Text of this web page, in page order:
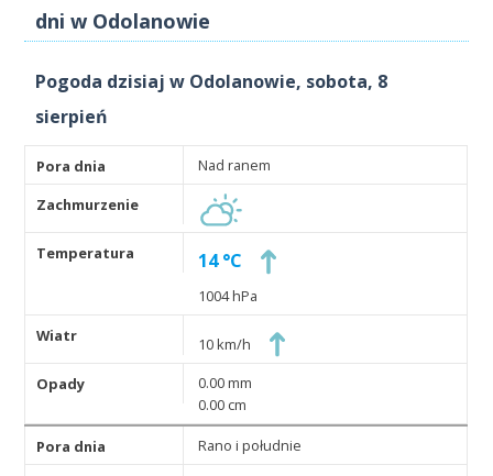
dni w Odolanowie
Pogoda dzisiaj w Odolanowie, sobota, 8
sierpień
Nad ranem
14 °C
1004 hPa
10 km/h
0.00 mm
0.00 cm
Rano i południe